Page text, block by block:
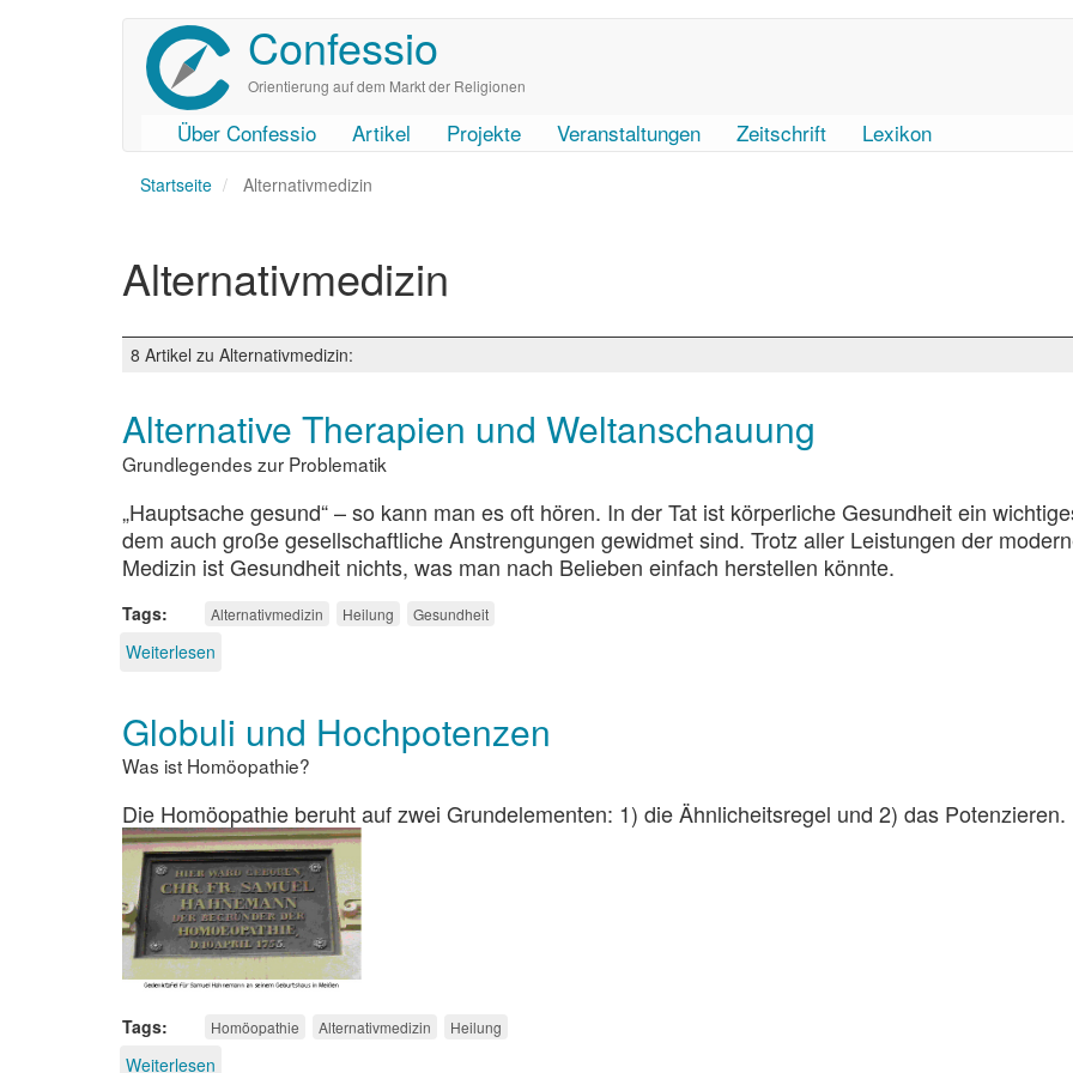
Confessio
Orientierung auf dem Markt der Religionen
User
account
Main
navigation
Über Confessio Artikel Projekte Veranstaltungen Zeitschrift Lexikon
Startseite Alternativmedizin
Alternativmedizin
8 Artikel zu Alternativmedizin:
Alternative Therapien und Weltanschauung
Grundlegendes zur Problematik
„Hauptsache gesund“ – so kann man es oft hören. In der Tat ist körperliche Gesundheit ein
dem auch große gesellschaftliche Anstrengungen gewidmet sind. Trotz aller Leistungen der
Medizin ist Gesundheit nichts, was man nach Belieben einfach herstellen könnte.
Tags Alternativmedizin Heilung Gesundheit
Weiterlesen
und
Weltanschauung
Globuli und Hochpotenzen
Was ist Homöopathie?
Die Homöopathie beruht auf zwei Grundelementen: 1) die Ähnlicheitsregel und 2) das Potenzieren.
Tags Homöopathie Alternativmedizin Heilung
Weiterlesen